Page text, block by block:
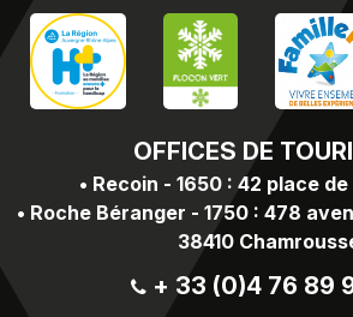
OFFICES DE
• Recoin - 1650 : 42 place
• Roche Béranger - 1750 : 478
38410
+ 33 (0)4 76 89